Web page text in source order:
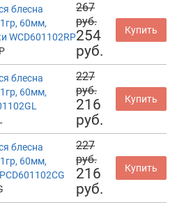
блесна
60мм,
WCD601102RP
267
руб.
254
руб.
Купить
блесна
60мм,
227
руб.
216
руб.
Купить
блесна
60мм,
227
руб.
216
руб.
Купить